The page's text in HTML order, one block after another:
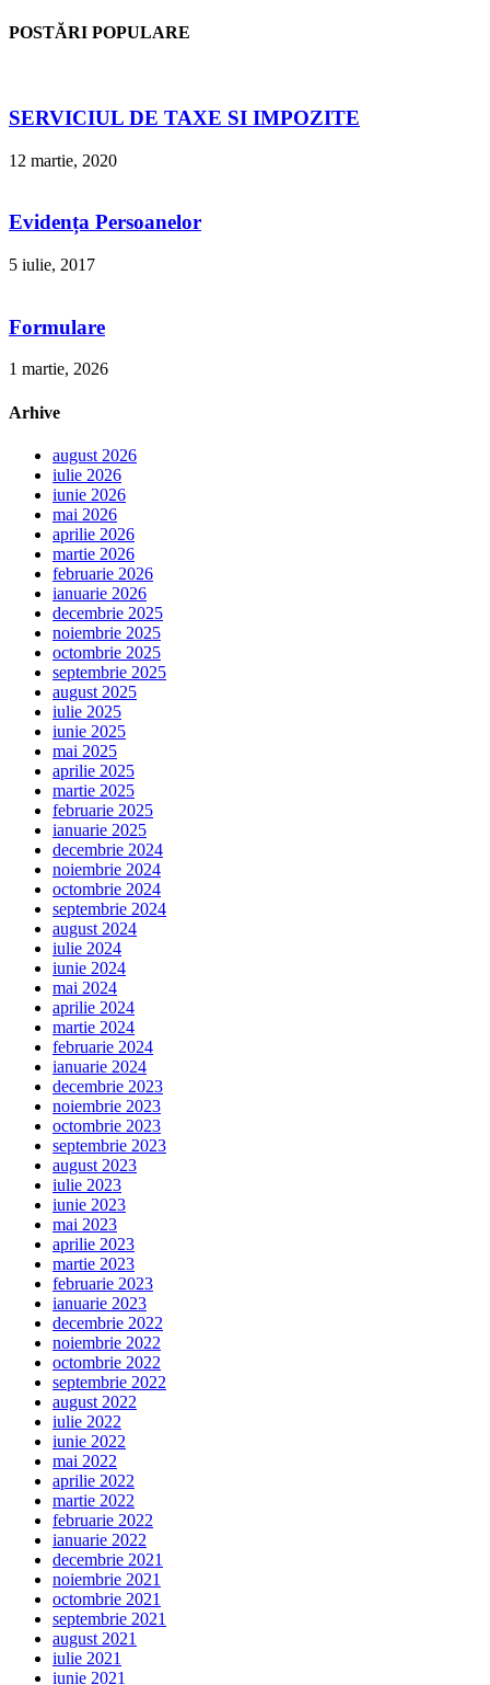
POSTĂRI POPULARE
SERVICIUL DE TAXE SI IMPOZITE
12 martie, 2020
Evidența Persoanelor
5 iulie, 2017
Formulare
1 martie, 2026
Arhive
august 2026
iulie 2026
iunie 2026
mai 2026
aprilie 2026
martie 2026
februarie 2026
ianuarie 2026
decembrie 2025
noiembrie 2025
octombrie 2025
septembrie 2025
august 2025
iulie 2025
iunie 2025
mai 2025
aprilie 2025
martie 2025
februarie 2025
ianuarie 2025
decembrie 2024
noiembrie 2024
octombrie 2024
septembrie 2024
august 2024
iulie 2024
iunie 2024
mai 2024
aprilie 2024
martie 2024
februarie 2024
ianuarie 2024
decembrie 2023
noiembrie 2023
octombrie 2023
septembrie 2023
august 2023
iulie 2023
iunie 2023
mai 2023
aprilie 2023
martie 2023
februarie 2023
ianuarie 2023
decembrie 2022
noiembrie 2022
octombrie 2022
septembrie 2022
august 2022
iulie 2022
iunie 2022
mai 2022
aprilie 2022
martie 2022
februarie 2022
ianuarie 2022
decembrie 2021
noiembrie 2021
octombrie 2021
septembrie 2021
august 2021
iulie 2021
iunie 2021